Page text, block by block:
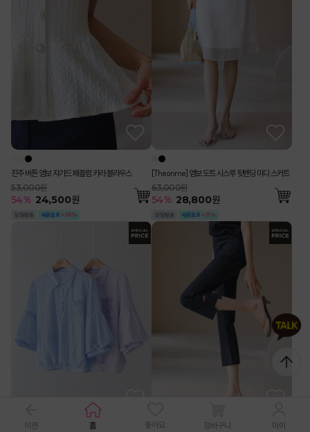
이전 홈 좋아요 장바구니 마이
진주 버튼 엠보 쟈가드 페플럼 카라 블라우스
53,000원
54% 24,500원
[Theonme] 엠보 도트 시스루 뒷밴딩 미디 스커트
63,000원
54% 28,800원